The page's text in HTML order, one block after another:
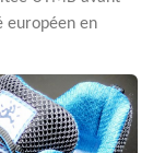
européen en